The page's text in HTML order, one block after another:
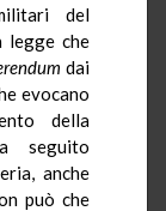
del
legge che
dai
evocano
della
seguito
anche
può che